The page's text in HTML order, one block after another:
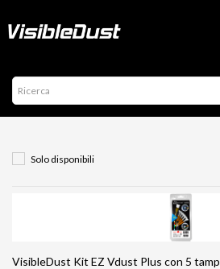
Solo disponibili
VisibleDust Kit EZ Vdust Plus con 5